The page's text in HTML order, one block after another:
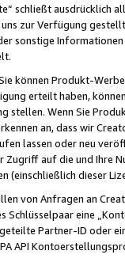
schließt ausdrücklich
zur Verfügung
sonstige
können Produkt-
erteilt haben,
stellen. Wenn Sie
an, dass wir
lassen oder neu
auf die und Ihre
(einschließlich dieser
von Anfragen an
Schlüsselpaar eine
Partner-ID oder
API